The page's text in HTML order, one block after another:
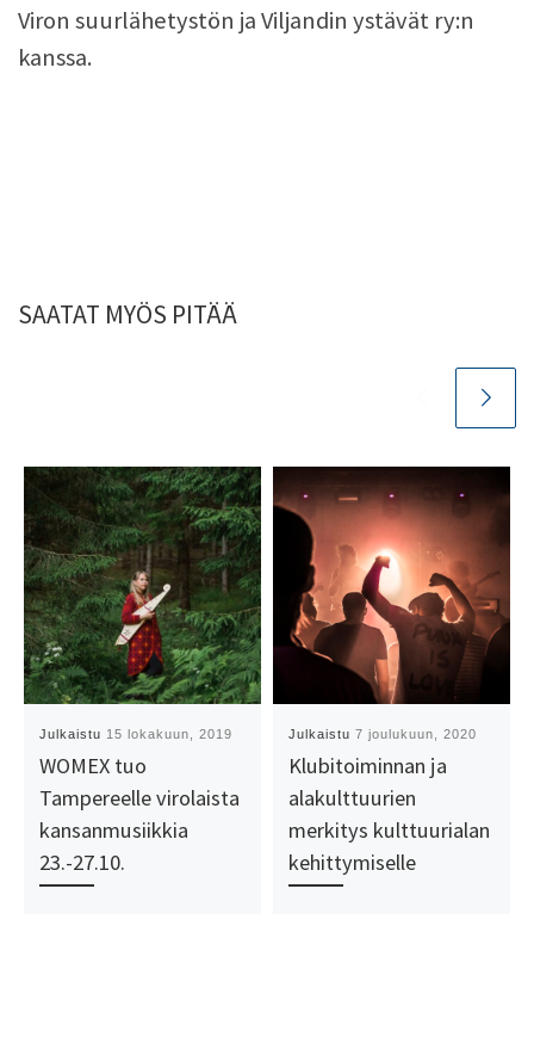
Viron suurlähetystön ja Viljandin ystävät ry:n
kanssa.
SAATAT MYÖS PITÄÄ
Julkaistu 15 lokakuun, 2019
WOMEX tuo
Tampereelle virolaista
kansanmusiikkia
23.-27.10.
Julkaistu7 joulukuun, 2020
Klubitoiminnan ja
alakulttuurien
merkitys kulttuurialan
kehittymiselle